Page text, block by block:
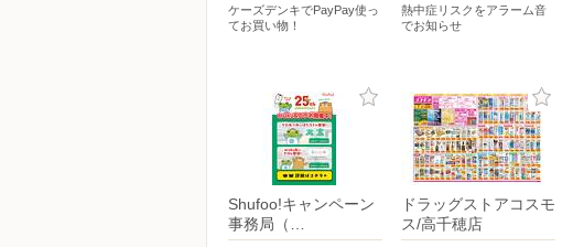
ケーズデンキでPayPay使っ
てお買い物！
熱中症リスクをアラーム音
でお知らせ
Shufoo!キャンペーン
事務局（…
ドラッグストアコスモ
ス/高千穂店